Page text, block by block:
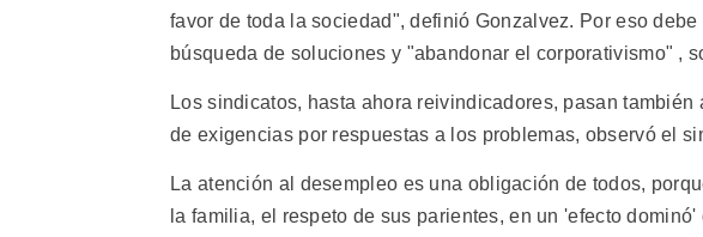
favor de toda la sociedad", definió Gonzalvez. Por eso
búsqueda de soluciones y "abandonar el corporativismo" ,
Los sindicatos, hasta ahora reivindicadores, pasan
de exigencias por respuestas a los problemas, observó el
La atención al desempleo es una obligación de todos,
la familia, el respeto de sus parientes, en un 'efecto